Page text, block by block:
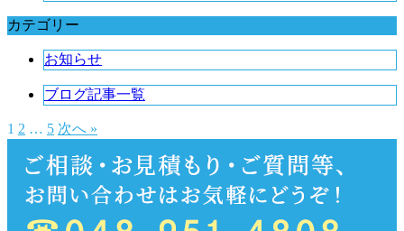
カテゴリー
お知らせ
ブログ記事一覧
1 2 … 5 次へ »